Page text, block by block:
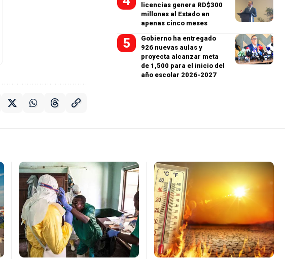
licencias genera RD$300
millones al Estado en
apenas cinco meses
Gobierno ha entregado
926 nuevas aulas y
proyecta alcanzar meta
de 1,500 para el inicio del
año escolar 2026-2027